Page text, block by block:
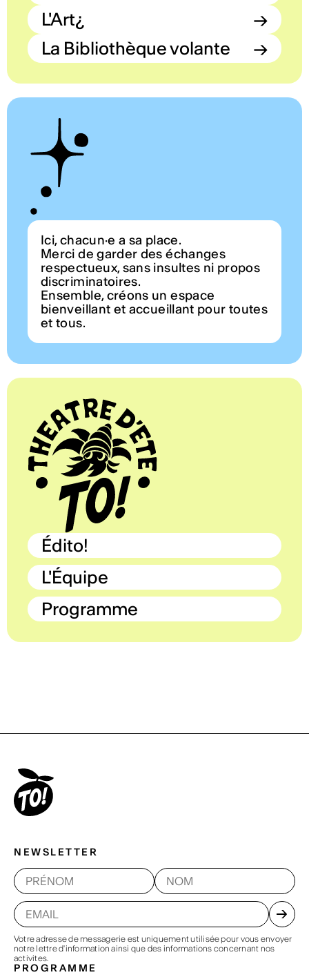
L'Art¿
→
La Bibliothèque volante
→
Ici, chacun·e a sa place.
Merci de garder des échanges
respectueux, sans insultes ni propos
discriminatoires.
Ensemble, créons un espace
bienveillant et accueillant pour toutes
et tous.
Édito!
L'Équipe
Programme
NEWSLETTER
Votre adresse de messagerie est uniquement utilisée pour vous envoyer
notre lettre d'information ainsi que des informations concernant nos
activites.
PROGRAMME